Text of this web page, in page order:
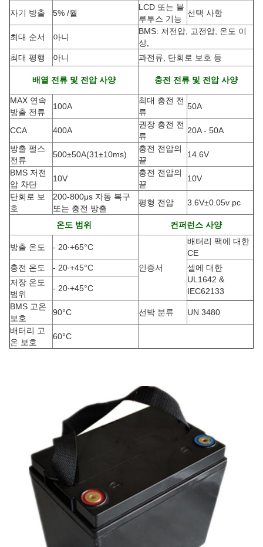
자기 방출 5% /월
LCD 또는 블
루투스 기능
선택 사항
최대 순서 아니
BMS: 저전압, 고전압, 온도 이
상,
최대 평행
아니 과전류, 단회로 보호 등
배열 전류 및 전압 사양 충전 전류 및 전압 사양
MAX 연속
방출 전류
100A
최대 충전 전
류
50A
CCA 400A
권장 충전 전
류
20A - 50A
방출 펄스
전류
500±50A(31±10ms)
충전 전압의
끝
14.6V
BMS 저전
압 차단
10V
충전 전압의
끝
10V
단회로 보
호
200-800μs 자동 복구
또는 충전 방출
평형 전압 3.6V±0.05v pc
온도 범위 컨퍼런스 사양
방출 온도 - 20∙+65°C
인증서
배터리 팩에 대한
CE
충전 온도
- 20∙+45°C
셀에 대한
UL1642 &
IEC62133
저장 온도
범위
- 20∙+45°C
BMS 고온
보호
90°C 선박 분류
UN 3480
배터리 고
온 보호
60°C